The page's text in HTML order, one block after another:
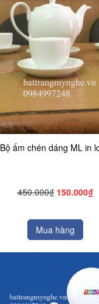
Bộ ấm chén dáng ML in
450.000₫ 150.000₫
Mua hàng